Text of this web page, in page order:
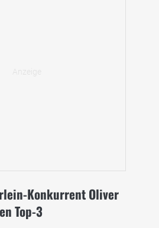
Konkurrent Oliver
Top-3